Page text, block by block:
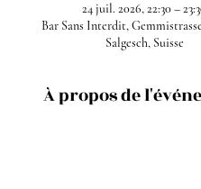
24 juil. 2026, 22:30 –
Bar Sans Interdit, Gemmistrasse
Salgesch, Suisse
À propos de